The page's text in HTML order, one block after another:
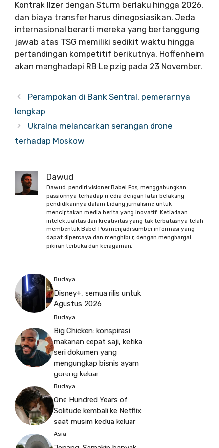
Kontrak Ilzer dengan Sturm berlaku hingga 2026,
dan biaya transfer harus dinegosiasikan. Jeda
internasional berarti mereka yang bertanggung
jawab atas TSG memiliki sedikit waktu hingga
pertandingan kompetitif berikutnya. Hoffenheim
akan menghadapi RB Leipzig pada 23 November.
Perampokan di Bank Sentral, pemerannya
lengkap
Ukraina melancarkan serangan drone
terhadap Moskow
Dawud
Dawud, pendiri visioner Babel Pos, menggabungkan
passionnya terhadap media dengan latar belakang
pendidikannya dalam bidang jurnalisme untuk
menciptakan media berita yang inovatif. Ketiadaan
intelektualitas dan kreativitas yang tak terbatasnya telah
membentuk Babel Pos menjadi sumber informasi yang
dapat dipercaya dan menghibur, dengan menghargai
pikiran terbuka dan keragaman.
Budaya
Disney+, semua rilis untuk
Agustus 2026
Budaya
Big Chicken: konspirasi
makanan cepat saji, ketika
seri dokumen yang
mengungkap bisnis ayam
goreng keluar
Budaya
One Hundred Years of
Solitude kembali ke Netflix:
saat musim kedua keluar
Asia